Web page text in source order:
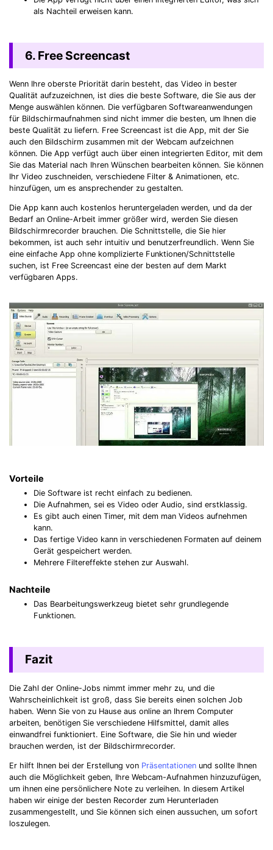
als Nachteil erweisen kann.
6. Free Screencast
Wenn Ihre oberste Priorität darin besteht, das Video in bester
Qualität aufzuzeichnen, ist dies die beste Software, die Sie aus der
Menge auswählen können. Die verfügbaren Softwareanwendungen
für Bildschirmaufnahmen sind nicht immer die besten, um Ihnen die
beste Qualität zu liefern. Free Screencast ist die App, mit der Sie
auch den Bildschirm zusammen mit der Webcam aufzeichnen
können. Die App verfügt auch über einen integrierten Editor, mit dem
Sie das Material nach Ihren Wünschen bearbeiten können. Sie können
Ihr Video zuschneiden, verschiedene Filter & Animationen, etc.
hinzufügen, um es ansprechender zu gestalten.
Die App kann auch kostenlos heruntergeladen werden, und da der
Bedarf an Online-Arbeit immer größer wird, werden Sie diesen
Bildschirmrecorder brauchen. Die Schnittstelle, die Sie hier
bekommen, ist auch sehr intuitiv und benutzerfreundlich. Wenn Sie
eine einfache App ohne komplizierte Funktionen/Schnittstelle
suchen, ist Free Screencast eine der besten auf dem Markt
verfügbaren Apps.
Vorteile
Die Software ist recht einfach zu bedienen.
Die Aufnahmen, sei es Video oder Audio, sind erstklassig.
Es gibt auch einen Timer, mit dem man Videos aufnehmen
kann.
Das fertige Video kann in verschiedenen Formaten auf deinem
Gerät gespeichert werden.
Mehrere Filtereffekte stehen zur Auswahl.
Nachteile
Das Bearbeitungswerkzeug bietet sehr grundlegende
Funktionen.
Fazit
Die Zahl der Online-Jobs nimmt immer mehr zu, und die
Wahrscheinlichkeit ist groß, dass Sie bereits einen solchen Job
haben. Wenn Sie von zu Hause aus online an Ihrem Computer
arbeiten, benötigen Sie verschiedene Hilfsmittel, damit alles
einwandfrei funktioniert. Eine Software, die Sie hin und wieder
brauchen werden, ist der Bildschirmrecorder.
Er hilft Ihnen bei der Erstellung von Präsentationen und sollte Ihnen
auch die Möglichkeit geben, Ihre Webcam-Aufnahmen hinzuzufügen,
um ihnen eine persönlichere Note zu verleihen. In diesem Artikel
haben wir einige der besten Recorder zum Herunterladen
zusammengestellt, und Sie können sich einen aussuchen, um sofort
loszulegen.